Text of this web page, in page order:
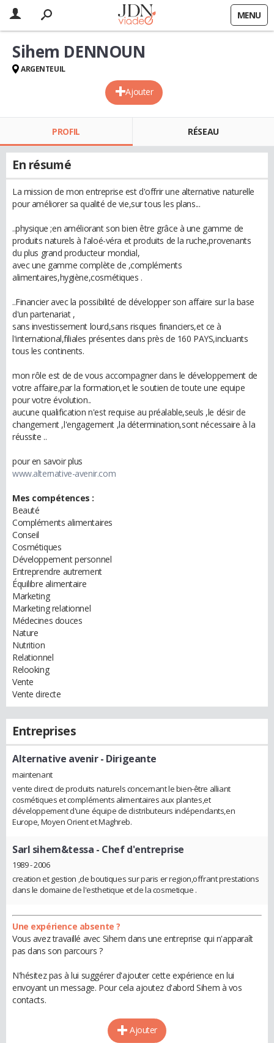
MENU
Ajouter
Sihem DENNOUN
ARGENTEUIL
PROFIL RÉSEAU
En résumé
La mission de mon entreprise est d'offrir une alternative naturelle
pour améliorer sa qualité de vie,sur tous les plans...
..physique ;en améliorant son bien être grâce à une gamme de
produits naturels à l'aloé-véra et produits de la ruche,provenants
du plus grand producteur mondial,
avec une gamme complète de ,compléments
alimentaires,hygiène,cosmétiques .
..Financier avec la possibilité de développer son affaire sur la base
d'un partenariat ,
sans investissement lourd,sans risques financiers,et ce à
l'international,filiales présentes dans près de 160 PAYS,incluants
tous les continents.
mon rôle est de de vous accompagner dans le développement de
votre affaire,par la formation,et le soutien de toute une equipe
pour votre évolution..
aucune qualification n'est requise au préalable,seuls ,le désir de
changement ,l'engagement ,la détermination,sont nécessaire à la
réussite ..
pour en savoir plus
www.alternative-avenir.com
Mes compétences :
Beauté
Compléments alimentaires
Conseil
Cosmétiques
Développement personnel
Entreprendre autrement
Équilibre alimentaire
Marketing
Marketing relationnel
Médecines douces
Nature
Nutrition
Relationnel
Relooking
Vente
Vente directe
Entreprises
Alternative avenir- Dirigeante
maintenant
vente direct de produits naturels concernant le bien-être alliant
cosmétiques et compléments alimentaires aux plantes,et
développement d'une équipe de distributeurs indépendants,en
Europe, Moyen Orient et Maghreb.
Sarl sihem&tessa - Chef d'entreprise
1989 - 2006
creation et gestion ,de boutiques sur paris er region,offrant prestations
dans le domaine de l'esthetique et de la cosmetique .
Une expérience absente ?
Vous avez travaillé avec Sihem dans une entreprise qui n'apparaît
pas dans son parcours ?
N'hésitez pas à lui suggérer d'ajouter cette expérience en lui
envoyant un message. Pour cela ajoutez d'abord Sihem à vos
contacts.
Ajouter